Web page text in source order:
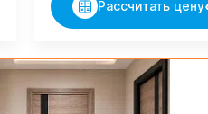
Рассчитать цену